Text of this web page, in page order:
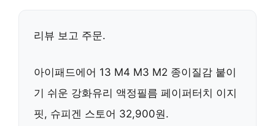
리뷰 보고 주문.
아이패드에어 13 M4 M3 M2 종이질감 붙이
기 쉬운 강화유리 액정필름 페이퍼터치 이지
핏, 슈피겐 스토어 32,900원.